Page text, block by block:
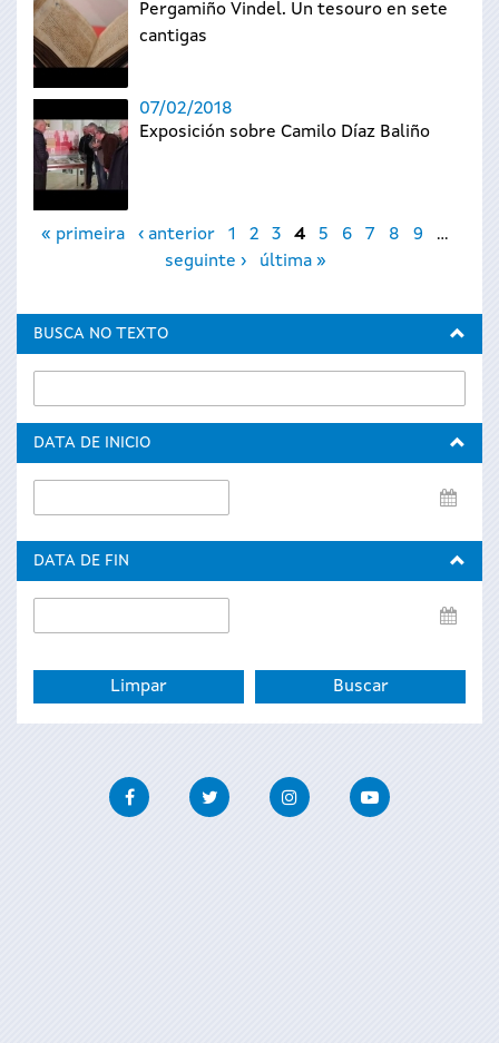
Pergamiño Vindel. Un tesouro en sete
cantigas
07/02/2018
Exposición sobre Camilo Díaz Baliño
Páxinas
« primeira ‹ anterior 1 2 3 4 5 6 7 8 9
…
seguinte ›
última »
BUSCA NO TEXTO
DATA DE INICIO
de
DATA DE FIN
de
FacebookTwitter InstagramYoutube